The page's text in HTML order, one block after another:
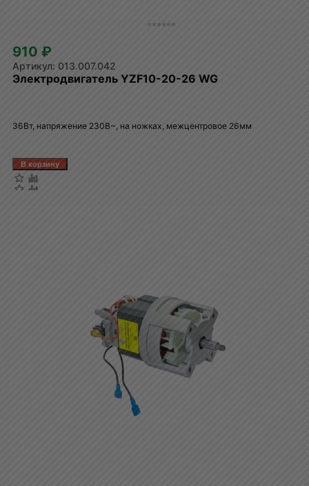
910 ₽
013.007.042
Электродвигатель YZF10-20-26 WG
36Вт, напряжение 230В~, на ножках, межцентровое 26мм